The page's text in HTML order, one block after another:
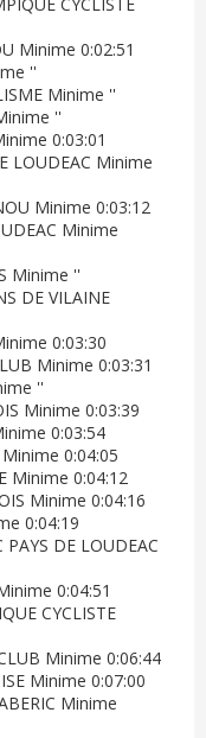
Minime 0:02:51
''
Minime ''
''
0:03:01
LOUDEAC Minime
Minime 0:03:12
Minime
Minime ''
DE VILAINE
0:03:30
Minime 0:03:31
''
Minime 0:03:39
0:03:54
0:04:05
Minime 0:04:12
Minime 0:04:16
0:04:19
DE LOUDEAC
0:04:51
CYCLISTE
Minime 0:06:44
Minime 0:07:00
Minime